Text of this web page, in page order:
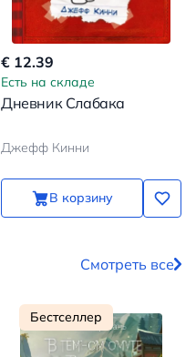
€ 12.39
Есть на складе
Дневник Слабака
Джефф Кинни
В корзину
Смотреть все
Бестселлер